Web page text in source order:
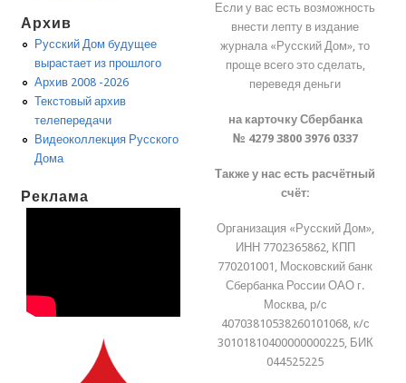
Архив
Русский Дом будущее
вырастает из прошлого
Архив 2008 -2026
Текстовый архив
телепередачи
Видеоколлекция Русского
Дома
Реклама
Если у вас есть возможность
внести лепту в издание
журнала «Русский Дом», то
проще всего это сделать,
переведя деньги
на карточку Сбербанка
№ 4279 3800 3976 0337
Также у нас есть расчётный
счёт:
Организация «Русский Дом»,
ИНН 7702365862, КПП
770201001, Московский банк
Сбербанка России ОАО г.
Москва, р/с
40703810538260101068, к/с
30101810400000000225, БИК
044525225